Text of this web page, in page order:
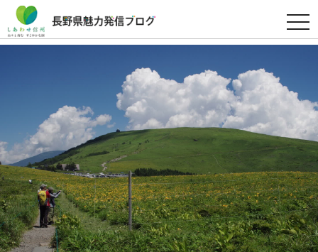
t
o
g
a
v
g
a
t
o
n